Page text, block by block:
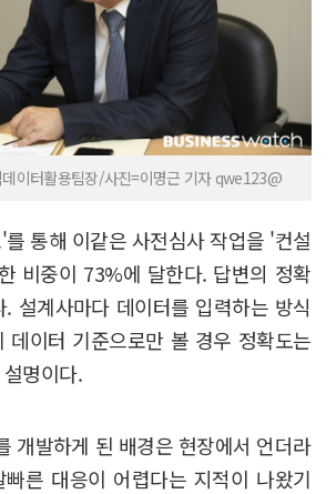
이터활용팀장/사진=이명근 기자 qwe123@
통해 이같은 사전심사 작업을 '컨설
비중이 73%에 달한다. 답변의 정확
설계사마다 데이터를 입력하는 방식
데이터 기준으로만 볼 경우 정확도는
명이다.
개발하게 된 배경은 현장에서 언더라
른 대응이 어렵다는 지적이 나왔기